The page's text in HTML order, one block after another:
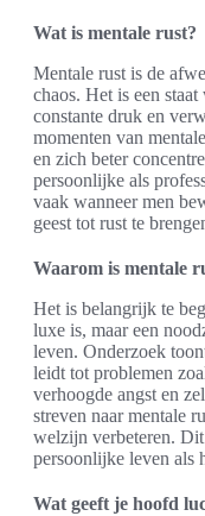
Wat is mentale rust?
Mentale rust is de
chaos. Het is een
constante druk en
momenten van
en zich beter
persoonlijke als
vaak wanneer men
geest tot rust te
Waarom is mentale
Het is belangrijk te
luxe is, maar een
leven. Onderzoek
leidt tot problemen
verhoogde angst en
streven naar mentale
welzijn verbeteren.
persoonlijke leven als
Wat geeft je hoofd